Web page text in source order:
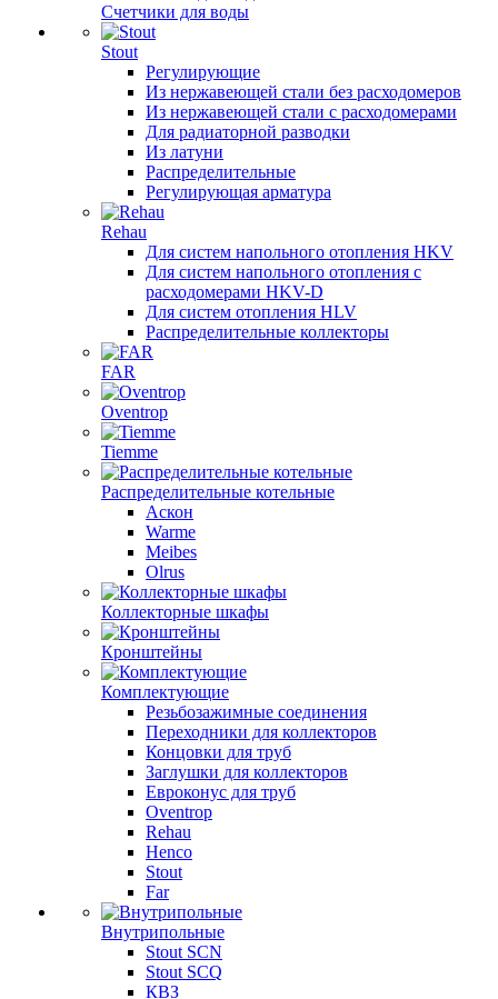
Счетчики для воды
Stout
Регулирующие
Из нержавеющей стали без расходомеров
Из нержавеющей стали с расходомерами
Для радиаторной разводки
Из латуни
Распределительные
Регулирующая арматура
Rehau
Для систем напольного отопления HKV
Для систем напольного отопления с
расходомерами HKV-D
Для систем отопления HLV
Распределительные коллекторы
FAR
Oventrop
Tiemme
Распределительные котельные
Аскон
Warme
Meibes
Olrus
Коллекторные шкафы
Кронштейны
Комплектующие
Резьбозажимные соединения
Переходники для коллекторов
Концовки для труб
Заглушки для коллекторов
Евроконус для труб
Oventrop
Rehau
Henco
Stout
Far
Внутрипольные
Stout SCN
Stout SCQ
КВЗ